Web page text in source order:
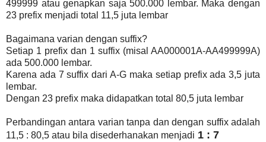
499999 atau genapkan saja 500.000 lembar. Maka dengan
23 prefix menjadi total 11,5 juta lembar
Bagaimana varian dengan suffix?
Setiap 1 prefix dan 1 suffix (misal AA000001A-AA499999A)
ada 500.000 lembar.
Karena ada 7 suffix dari A-G maka setiap prefix ada 3,5 juta
lembar.
Dengan 23 prefix maka didapatkan total 80,5 juta lembar
Perbandingan antara varian tanpa dan dengan suffix adalah
11,5 : 80,5 atau bila disederhanakan menjadi 1 : 7